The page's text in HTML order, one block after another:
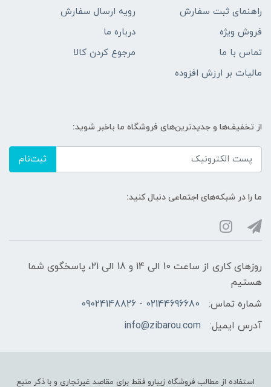
راهنمای ثبت سفارش
رویه ارسال سفارش
فروش ویژه
درباره ما
تماس با ما
مرجوع کردن کالا
مالیات بر ارزش افزوده
از تخفیف‌ها و جدیدترین‌های فروشگاه ما باخبر شوید:
ثبت‌نام
ما را در شبکه‌های اجتماعی دنبال کنید:
روزهای کاری از ساعت 10 الی 14 و 18 الی 21، پاسخگوی شما
هستیم
شماره تماس:
02144696680 - 09024148826
آدرس ایمیل:
info@zibarou.com
استفاده از مطالب فروشگاه زیبارو فقط برای مقاصد غیرتجاری و با ذکر منبع